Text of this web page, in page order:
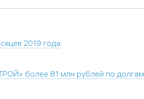
2019 года
более 81 млн рублей по долгам